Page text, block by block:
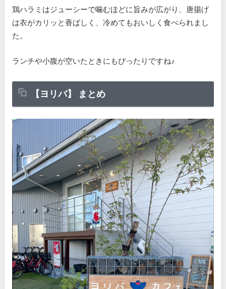
鶏ハラミはジューシーで噛むほどに旨みが広がり、唐揚げ
は衣がカリッと香ばしく、冷めてもおいしく食べられまし
た。
ランチや小腹が空いたときにもぴったりですね♪
【ヨリバ】 まとめ